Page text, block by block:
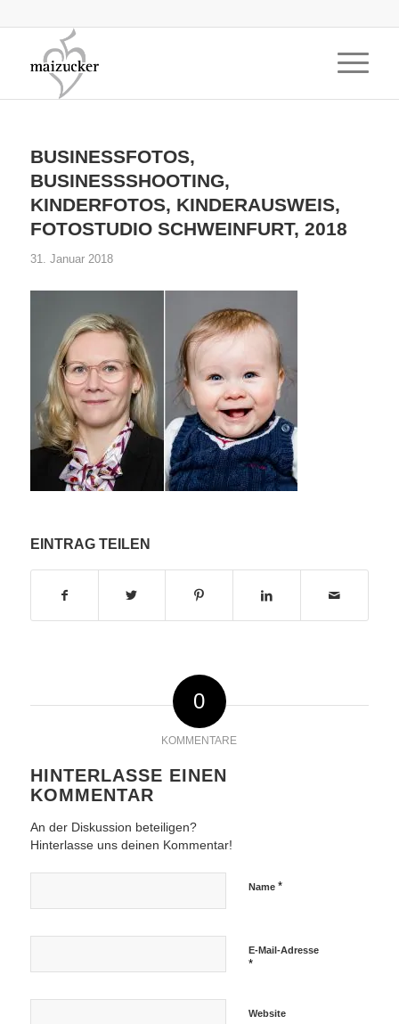
BUSINESSFOTOS,
BUSINESSSHOOTING,
KINDERFOTOS, KINDERAUSWEIS,
FOTOSTUDIO SCHWEINFURT, 2018
31. Januar 2018
EINTRAG TEILEN
0
KOMMENTARE
HINTERLASSE EINEN
KOMMENTAR
An der Diskussion beteiligen?
Hinterlasse uns deinen Kommentar!
Name *
E-Mail-Adresse
*
Website